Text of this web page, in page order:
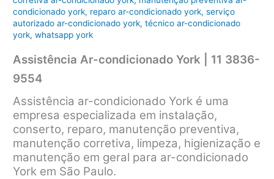
condicionado york, reparo ar-condicionado york,serviço
autorizado ar-condicionado york,técnico ar-condicionado
york,whatsapp york
Assistência Ar-condicionado York | 11 3836-
9554
Assistência ar-condicionado York é uma
empresa especializada em instalação,
conserto, reparo, manutenção preventiva,
manutenção corretiva, limpeza, higienização e
manutenção em geral para ar-condicionado
York em São Paulo.